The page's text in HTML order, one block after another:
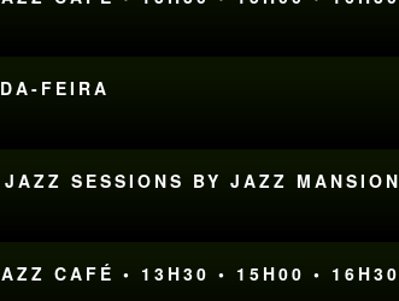
FEIRA
SESSIONS BY JAZZ MANSION
CAFÉ • 13H30 • 15H00 • 16H30